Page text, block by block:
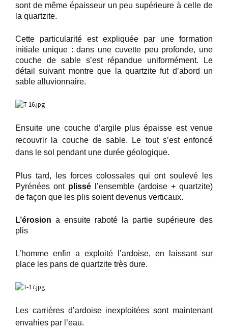
sont de même épaisseur un peu supérieure à celle de
la quartzite.
Cette particularité est expliquée par une formation
initiale unique : dans une cuvette peu profonde, une
couche de sable s’est répandue uniformément. Le
détail suivant montre que la quartzite fut d’abord un
sable alluvionnaire.
Ensuite une couche d’argile plus épaisse est venue
recouvrir la couche de sable. Le tout s’est enfoncé
dans le sol pendant une durée géologique.
Plus tard, les forces colossales qui ont soulevé les
Pyrénées ont plissé l’ensemble (ardoise + quartzite)
de façon que les plis soient devenus verticaux.
L’érosion a ensuite raboté la partie supérieure des
plis
L’homme enfin a exploité l’ardoise, en laissant sur
place les pans de quartzite très dure.
Les carrières d’ardoise inexploitées sont maintenant
envahies par l’eau.